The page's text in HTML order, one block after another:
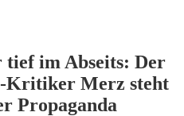
tief im Abseits: Der
Kritiker Merz steht
Propaganda